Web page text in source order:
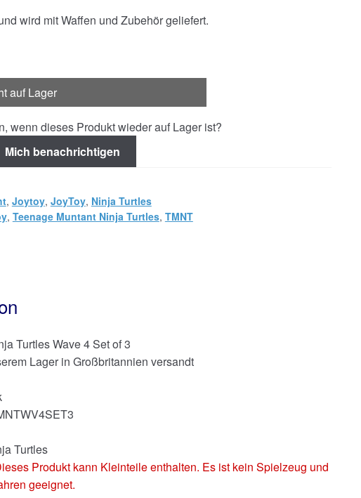
wird mit Waffen und Zubehör geliefert.
auf Lager
wenn dieses Produkt wieder auf Lager ist?
Mich benachrichtigen
, Joytoy, JoyToy, Ninja Turtles
, Teenage Muntant Ninja Turtles, TMNT
Turtles Wave 4 Set of 3
Lager in Großbritannien versandt
Turtles
Produkt kann Kleinteile enthalten. Es ist kein Spielzeug und
geeignet.